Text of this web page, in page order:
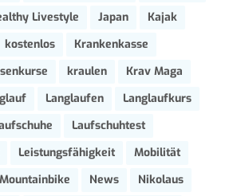
Livestyle Japan
Kajak
kostenlos
Krankenkasse
kraulen
Krav Maga
Langlaufen
Langlaufkurs
Laufschuhtest
Leistungsfähigkeit
Mobilität
Mountainbike News
Nikolaus